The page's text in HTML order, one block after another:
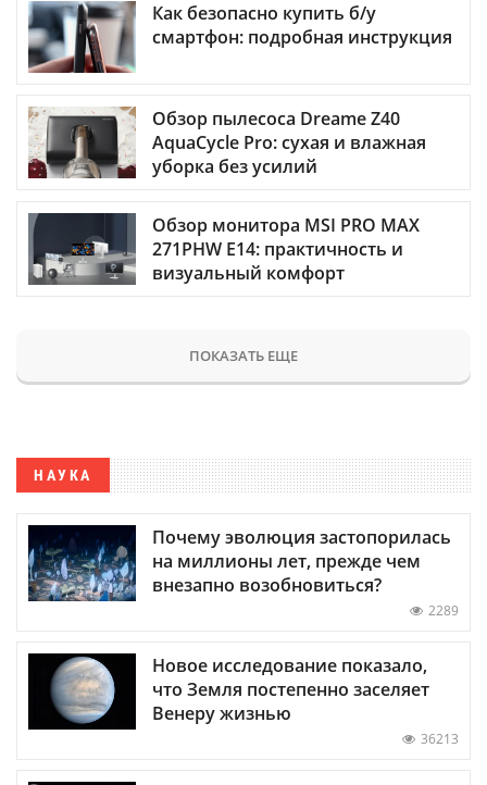
Как безопасно купить б/у
смартфон: подробная инструкция
Обзор пылесоса Dreame Z40
AquaCycle Pro: сухая и влажная
уборка без усилий
Обзор монитора MSI PRO MAX
271PHW E14: практичность и
визуальный комфорт
ПОКАЗАТЬ ЕЩЕ
НАУКА
Почему эволюция застопорилась
на миллионы лет, прежде чем
внезапно возобновиться?
2289
Новое исследование показало,
что Земля постепенно заселяет
Венеру жизнью
36213